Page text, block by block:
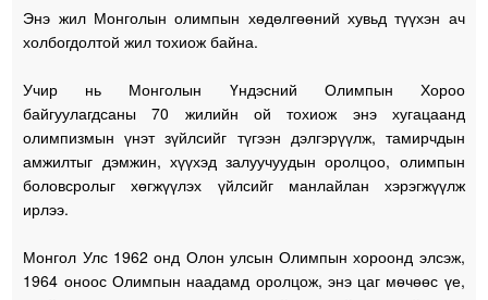
Энэ жил Монголын олимпын хөдөлгөөний хувьд түүхэн ач
холбогдолтой жил тохиож байна.
Учир нь Монголын Үндэсний Олимпын Хороо
байгуулагдсаны 70 жилийн ой тохиож энэ хугацаанд
олимпизмын үнэт зүйлсийг түгээн дэлгэрүүлж, тамирчдын
амжилтыг дэмжин, хүүхэд залуучуудын оролцоо, олимпын
боловсролыг хөгжүүлэх үйлсийг манлайлан хэрэгжүүлж
ирлээ.
Монгол Улс 1962 онд Олон улсын Олимпын хороонд элсэж,
1964 оноос Олимпын наадамд оролцож, энэ цаг мөчөөс үе,